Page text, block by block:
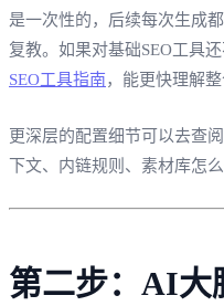
是一次性的，后续每次生成
复教。如果对基础SEO工具
SEO工具指南，能更快理解整
更深层的配置细节可以去查阅
下文、内链规则、素材库怎
第二步：AI大